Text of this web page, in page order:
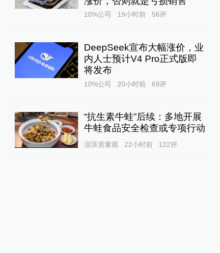
10%公司 19小时前 56评
DeepSeek宣布大幅涨价，业
内人士预计V4 Pro正式版即
将发布
10%公司 20小时前 69评
“抗生素牛蛙”后续：多地开展
牛蛙食品安全检查或专项行动
澎湃质量观 22小时前 122评